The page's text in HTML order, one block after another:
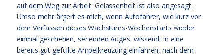
auf dem Weg zur Arbeit. Gelassenheit ist also angesagt.
Umso mehr ärgert es mich, wenn Autofahrer, wie kurz vor
dem Verfassen dieses Wachstums-Wochenstarts wieder
einmal geschehen, sehenden Auges, wissend, in eine
bereits gut gefüllte Ampelkreuzung einfahren, nach dem